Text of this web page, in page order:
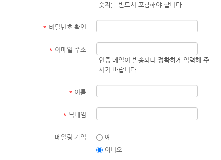
숫자를 반드시 포함해야 합니다.
* 비밀번호 확인
* 이메일 주소
인증 메일이 발송되니 정확하게 입력해 주
시기 바랍니다.
* 이름
* 닉네임
메일링 가입
예
아니오